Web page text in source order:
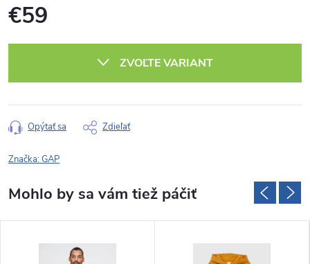
€59
ZVOĽTE VARIANT
Opýtať sa Zdieľať
Značka:GAP